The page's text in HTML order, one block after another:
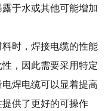
于水或其他可能增加
时，焊接电缆的性能
，因此需要采用特定
焊电缆可以显着提高
供了更好的可操作